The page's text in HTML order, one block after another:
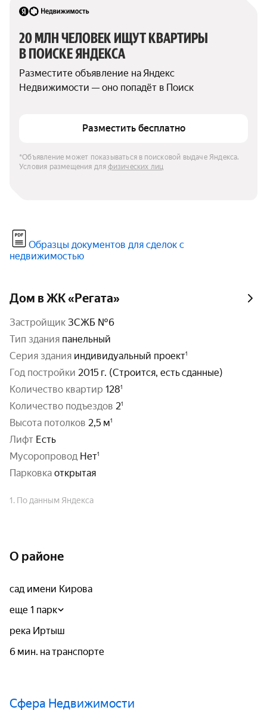
20 МЛН ЧЕЛОВЕК ИЩУТ КВАРТИРЫ
В ПОИСКЕ ЯНДЕКСА
Разместите объявление на Яндекс
Недвижимости — оно попадёт в Поиск
Разместить бесплатно
*Объявление может показываться в поисковой выдаче Яндекса.
Условия размещения для физических лиц
Образцы документов для сделок с
недвижимостью
Дом в ЖК «Регата»
Застройщик ЗСЖБ №6
тип здания панельный
серия здания индивидуальный проект
год постройки 2015 г. (Строится, есть сданные)
количество квартир 128
количество подъездов 2
высота потолков 2,5 м
Лифт Есть
Мусоропровод Нет
парковка открытая
1. По данным Яндекса
О районе
сад имени Кирова
еще 1 парк
река Иртыш
6 мин. на транспорте
Сфера Недвижимости